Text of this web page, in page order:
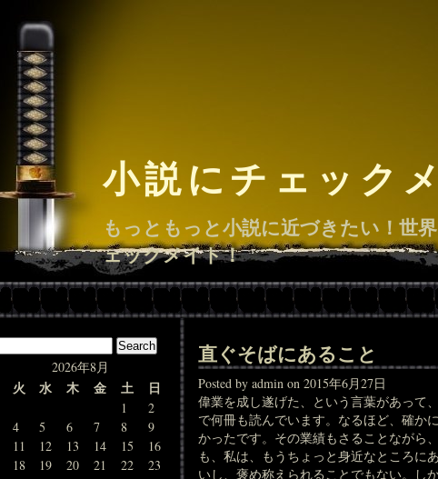
小説にチェック
もっともっと小説に近づきたい！世
ェックメイト！
2026年8月
火 水 木 金 土 日
1
2
4 5 6 7 8
9
11 12 13 14 15
16
18 19 20 21 22
23
直ぐそばにあること
Posted by admin on 2015年6月27日
偉業を成し遂げた、という言葉があって
で何冊も読んでいます。なるほど、確か
かったです。その業績もさることながら
も、私は、もうちょっと身近なところに
いし、褒め称えられることでもない。し